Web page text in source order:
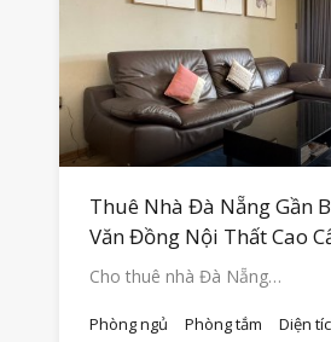
Thuê Nhà Đà Nẵng Gần
Văn Đồng Nội Thất Cao
Cho thuê nhà Đà Nẵng…
Phòng ngủ
Phòng tắm
Diện